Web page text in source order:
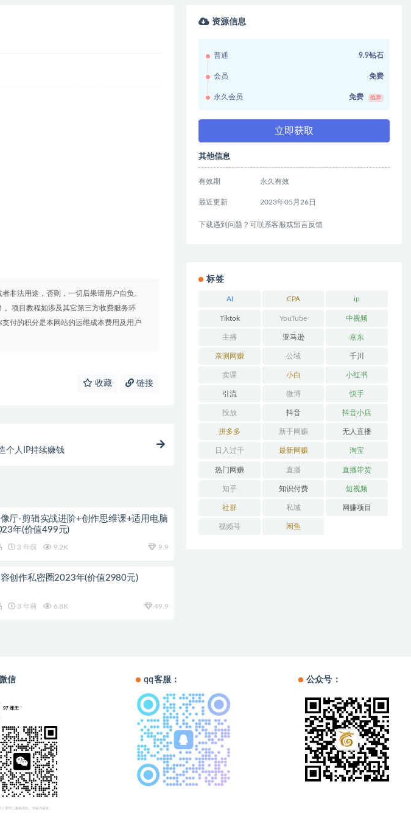
非法用途，否则，一切后果请用户自负。
项目教程如涉及其它第三方收费服务环
付的积分是本网站的运维成本费用及用户
收藏 链接
个人IP持续赚钱
厅-剪辑实战进阶+创作思维课+适用电脑
年(价值499元)
3 年前 9.2K 9.9
创作私密圈2023年(价值2980元)
3 年前 6.8K 49.9
资源信息
普通 9.9钻石
会员 免费
永久会员 免费 推荐
立即获取
其他信息
有效期 永久有效
最近更新 2023年05月26日
下载遇到问题？可联系客服或留言反馈
标签
AI CPA ip
Tiktok YouTube 中视频
主播 亚马逊 京东
亲测网赚 公域 千川
卖课 小白 小红书
引流 微博 快手
投放 抖音 抖音小店
拼多多 新手网赚 无人直播
日入过千 最新网赚 淘宝
热门网赚 直播 直播带货
知乎 知识付费 短视频
社群 私域 网赚项目
视频号 闲鱼
信 qq客服： 公众号：